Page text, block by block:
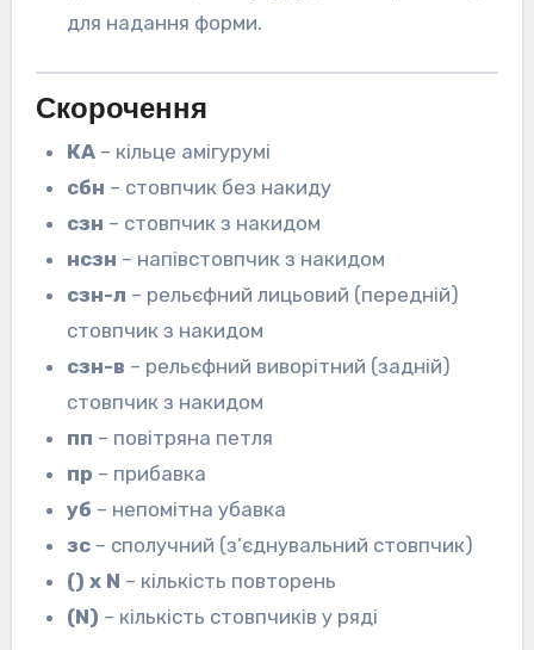
для надання форми.
Скорочення
КА– кільце амігурумі
сбн – стовпчик без накиду
сзн – стовпчик з накидом
нсзн – напівстовпчик з накидом
сзн-л – рельєфний лицьовий (передній)
стовпчик з накидом
сзн-в – рельєфний виворітний (задній)
стовпчик з накидом
пп – повітряна петля
пр – прибавка
уб – непомітна убавка
зс– сполучний (з’єднувальний стовпчик)
() х N – кількість повторень
(N) – кількість стовпчиків у ряді